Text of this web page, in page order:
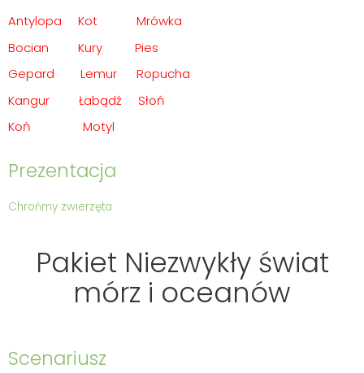
Antylopa Kot
Mrówka
Bocian
Kury
Pies
Gepard
Lemur
Ropucha
Kangur
Łabądź
Słoń
Koń
Motyl
Prezentacja
Chrońmy zwierzęta
Pakiet Niezwykły świat
mórz i oceanów
Scenariusz